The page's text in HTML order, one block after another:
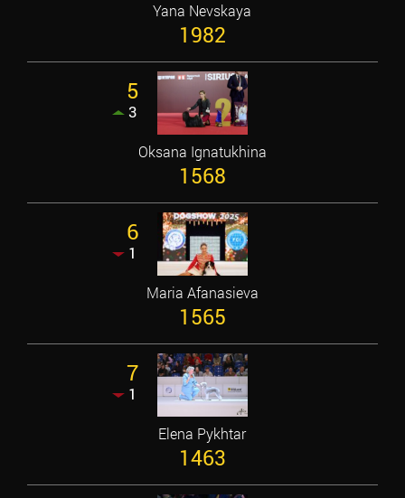
Yana Nevskaya
1982
5
3
Oksana Ignatukhina
1568
6
1
Maria Afanasieva
1565
7
1
Elena Pykhtar
1463